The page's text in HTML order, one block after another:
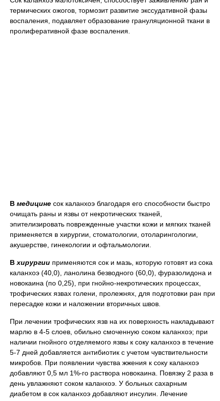
термических ожогов, тормозит развитие экссудативной фазы
воспаления, подавляет образование грануляционной ткани в
пролиферативной фазе воспаления.
В медицине сок каланхоэ благодаря его способности быстро
очищать раны и язвы от некротических тканей,
эпителизировать поврежденные участки кожи и мягких тканей
применяется в хирургии, стоматологии, отоларингологии,
акушерстве, гинекологии и офтальмологии.
В хирургии применяются сок и мазь, которую готовят из сока
каланхоэ (40,0), ланолина безводного (60,0), фуразолидона и
новокаина (по 0,25), при гнойно-некротических процессах,
трофических язвах голени, пролежнях, для подготовки ран при
пересадке кожи и наложении вторичных швов.
При лечении трофических язв на их поверхность накладывают
марлю в 4-5 слоев, обильно смоченную соком каланхоэ; при
наличии гнойного отделяемого язвы к соку каланхоэ в течение
5-7 дней добавляется антибиотик с учетом чувствительности
микробов. При появлении чувства жжения к соку каланхоэ
добавляют 0,5 мл 1%-го раствора новокаина. Повязку 2 раза в
день увлажняют соком каланхоэ. У больных сахарным
диабетом в сок каланхоэ добавляют инсулин. Лечение